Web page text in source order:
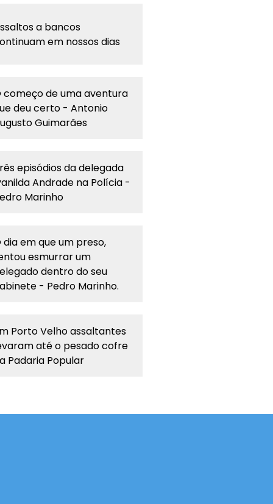
a bancos
em nossos dias
começo de uma aventura
deu certo - Antonio
Guimarães
episódios da delegada
Andrade na Polícia -
Marinho
dia em que um preso,
esmurrar um
dentro do seu
- Pedro Marinho.
Porto Velho assaltantes
até o pesado cofre
Padaria Popular